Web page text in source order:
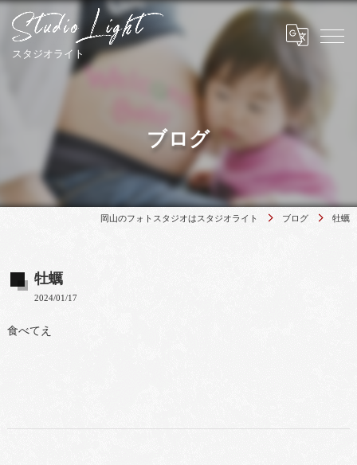
ブログ
岡山のフォトスタジオはスタジオライト ブログ 牡蠣
牡蠣
2024/01/17
食べてえ